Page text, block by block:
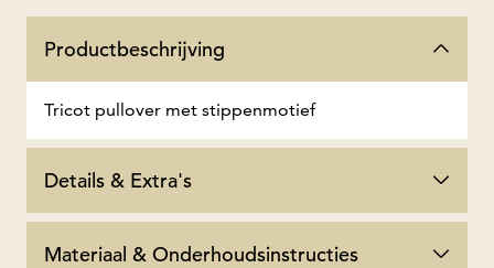
Productbeschrijving
Tricot pullover met stippenmotief
Details & Extra's
Materiaal & Onderhoudsinstructies